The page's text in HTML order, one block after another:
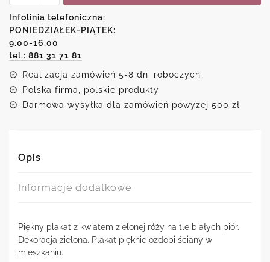
Infolinia telefoniczna:
PONIEDZIAŁEK-PIĄTEK:
9.00-16.00
tel.: 881 31 71 81
Realizacja zamówień 5-8 dni roboczych
Polska firma, polskie produkty
Darmowa wysyłka dla zamówień powyżej 500 zł
Opis
Informacje dodatkowe
Piękny plakat z kwiatem zielonej róży na tle białych piór.
Dekoracja zielona. Plakat pięknie ozdobi ściany w
mieszkaniu.